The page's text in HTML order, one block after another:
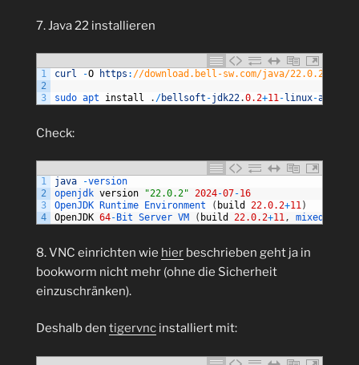
7. Java 22 installieren
1
2
3
curl -O https : //download.bell-sw.com/java/22.0.2+11/
sudo apt install . /bellsoft -jdk22.0.2+11- linux-aarch64
Check:
1
2
3
4
java -version
openjdk version "22.0.2" 2024-07-16
OpenJDK
Runtime Environment ( build 22.0.2+11)
OpenJDK 64- Bit Server VM ( build 22.0.2+11, mixed
8. VNC einrichten wie hier beschrieben geht ja in
bookworm nicht mehr (ohne die Sicherheit
einzuschränken).
Deshalb den tigervnc installiert mit: